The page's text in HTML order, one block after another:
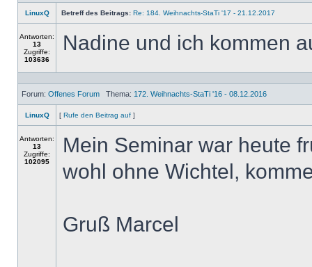
LinuxQ Betreff des Beitrags: Re: 184. Weihnachts-StaTi '17 - 21.12.2017
Antworten:
13
Zugriffe:
103636
Nadine und ich kommen
Forum: Offenes Forum Thema: 172. Weihnachts-StaTi '16 - 08.12.2016
LinuxQ [ Rufe den Beitrag auf ]
Antworten:
13
Zugriffe:
102095
Mein Seminar war heute
wohl ohne Wichtel,
Gruß Marcel